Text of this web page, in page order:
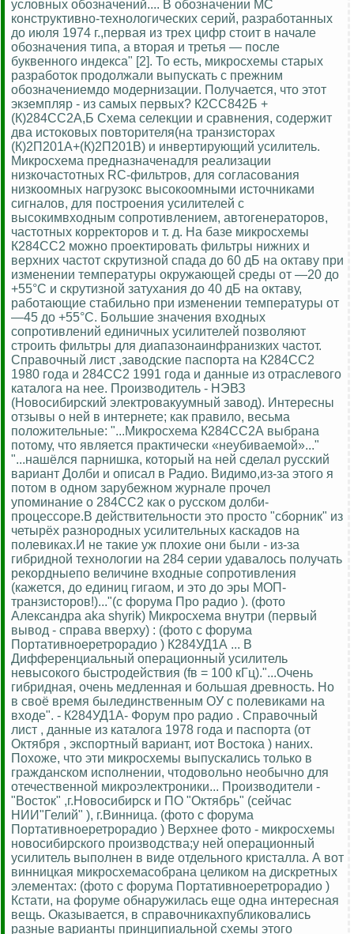
условных обозначений.... В обозначении МС
конструктивно-технологических серий, разработанных
до июля 1974 г.,первая из трех цифр стоит в начале
обозначения типа, а вторая и третья — после
буквенного индекса" [2]. То есть, микросхемы старых
разработок продолжали выпускать с прежним
обозначениемдо модернизации. Получается, что этот
экземпляр - из самых первых? К2СС842Б +
(К)284СС2А,Б Схема селекции и сравнения, содержит
два истоковых повторителя(на транзисторах
(К)2П201А+(К)2П201В) и инвертирующий усилитель.
Микросхема предназначенадля реализации
низкочастотных RC-фильтров, для согласования
низкоомных нагрузокс высокоомными источниками
сигналов, для построения усилителей с
высокимвходным сопротивлением, автогенераторов,
частотных корректоров и т. д. На базе микросхемы
К284СС2 можно проектировать фильтры нижних и
верхних частот скрутизной спада до 60 дБ на октаву при
изменении температуры окружающей среды от —20 до
+55°С и скрутизной затухания до 40 дБ на октаву,
работающие стабильно при изменении температуры от
—45 до +55°С. Большие значения входных
сопротивлений единичных усилителей позволяют
строить фильтры для диапазонаинфранизких частот.
Справочный лист ,заводские паспорта на К284СС2
1980 года и 284СС2 1991 года и данные из отраслевого
каталога на нее. Производитель - НЭВЗ
(Новосибирский электровакуумный завод). Интересны
отзывы о ней в интернете; как правило, весьма
положительные: "...Микросхема К284СС2А выбрана
потому, что является практически «неубиваемой»..."
"...нашёлся парнишка, который на ней сделал русский
вариант Долби и описал в Радио. Видимо,из-за этого я
потом в одном зарубежном журнале прочел
упоминание о 284СС2 как о русском долби-
процессоре.В действительности это просто "сборник" из
четырёх разнородных усилительных каскадов на
полевиках.И не такие уж плохие они были - из-за
гибридной технологии на 284 серии удавалось получать
рекордныепо величине входные сопротивления
(кажется, до единиц гигаом, и это до эры МОП-
транзисторов!)..."(с форума Про радио ). (фото
Александра aka shyrik) Микросхема внутри (первый
вывод - справа вверху) : (фото с форума
Портативноеретрорадио ) К284УД1А ... В
Дифференциальный операционный усилитель
невысокого быстродействия (fв = 100 кГц)."...Очень
гибридная, очень медленная и большая древность. Но
в своё время былединственным ОУ с полевиками на
входе". - К284УД1А- Форум про радио . Справочный
лист , данные из каталога 1978 года и паспорта (от
Октября , экспортный вариант, иот Востока ) наних.
Похоже, что эти микросхемы выпускались только в
гражданском исполнении, чтодовольно необычно для
отечественной микроэлектроники... Производители -
"Восток" ,г.Новосибирск и ПО "Октябрь" (сейчас
НИИ"Гелий" ), г.Винница. (фото с форума
Портативноеретрорадио ) Верхнее фото - микросхемы
новосибирского производства;у ней операционный
усилитель выполнен в виде отдельного кристалла. А вот
винницкая микросхемасобрана целиком на дискретных
элементах: (фото с форума Портативноеретрорадио )
Кстати, на форуме обнаружилась еще одна интересная
вещь. Оказывается, в справочникахпубликовались
разные варианты принципиальной схемы этого